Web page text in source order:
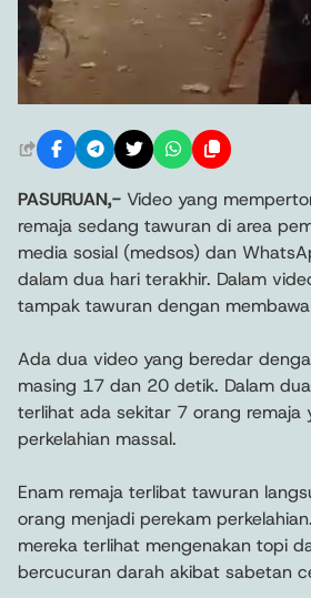
PASURUAN,- Video yang
remaja sedang tawuran di area
media sosial (medsos) dan
dalam dua hari terakhir. Dalam
tampak tawuran dengan
Ada dua video yang beredar
masing 17 dan 20 detik. Dalam
terlihat ada sekitar 7 orang remaja
perkelahian massal.
Enam remaja terlibat tawuran
orang menjadi perekam
mereka terlihat mengenakan topi
bercucuran darah akibat sabetan